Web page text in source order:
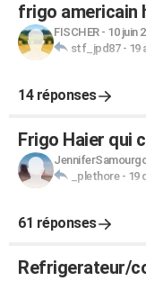
frigo americain
FISCHER- 10 juin
stf_jpd87- 19
14 réponses
Frigo Haier qui
_plethore- 19
61 réponses
Refrigerateur/